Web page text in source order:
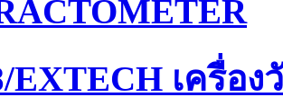
EXTECH เครื่อ